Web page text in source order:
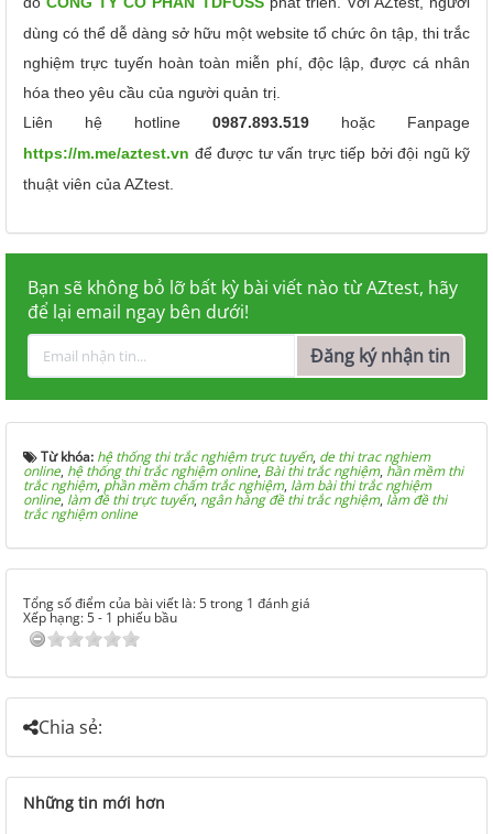
dùng có thể dễ dàng sở hữu một website tổ chức ôn tập, thi trắc
nghiệm trực tuyến hoàn toàn miễn phí, độc lập, được cá nhân
hóa theo yêu cầu của người quản trị.
Liên hệ hotline 0987.893.519 hoặc Fanpage
https://m.me/aztest.vn để được tư vấn trực tiếp bởi đội ngũ kỹ
thuật viên của AZtest.
Bạn sẽ không bỏ lỡ bất kỳ bài viết nào từ AZtest, hãy
để lại email ngay bên dưới!
Đăng ký nhận tin
Từ khóa: hệ thống thi trắc nghiệm trực tuyến, de thi trac nghiem
online, hệ thống thi trắc nghiệm online, Bài thi trắc nghiệm, hần mềm thi
trắc nghiệm, phần mềm chấm trắc nghiệm, làm bài thi trắc nghiệm
online, làm đề thi trực tuyến, ngân hàng đề thi trắc nghiệm, làm đề thi
trắc nghiệm online
Tổng số điểm của bài viết là: 5 trong 1 đánh giá
Xếp hạng:5- 1 phiếu bầu
Chia sẻ:
Những tin mới hơn